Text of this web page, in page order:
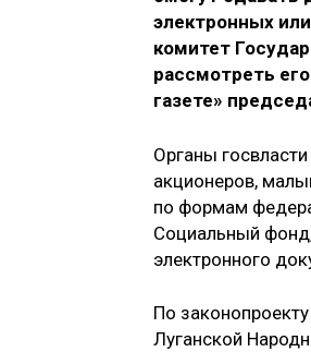
электронных
комитет
рассмотреть
газете»
Органы
акционеров,
по формам
Социальный
электронного
По
Луганской